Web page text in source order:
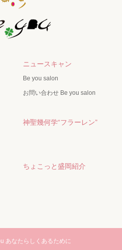
ニュースキャン
Be you salon
お問い合わせ Be you salon
神聖幾何学“フラーレン”
ちょこっと盛岡紹介
あなたらしくあるために